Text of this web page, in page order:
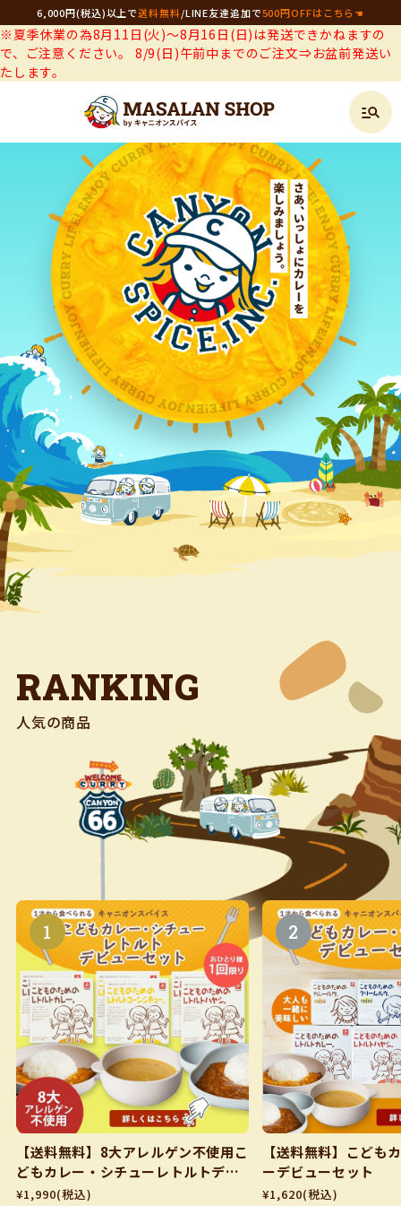
6,000円(税込)以上で送料無料/LINE友達追加で500円OFFはこちら☚
※夏季休業の為8月11日(火)～8月16日(日)は発送できかねますの
で、ご注意ください。 8/9(日)午前中までのご注文⇒お盆前発送い
たします。
RANKING
人気の商品
【送料無料】8大アレルゲン不使用こ
どもカレー・シチューレトルトデビ
ューセット
¥1,990(税込)
【送料無料】こども
ーデビューセット
¥1,620(税込)